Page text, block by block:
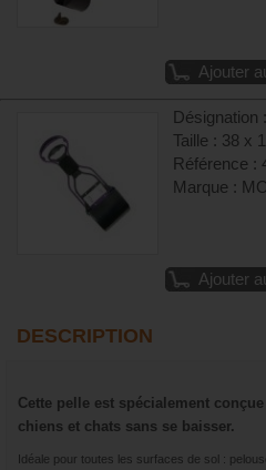
Ajouter
Désignation
Taille : 38 x
Référence :
Marque :
Ajouter
DESCRIPTION
Cette pelle est spécialement
chiens et chats sans se baisser.
Idéale pour toutes les surfaces de sol :